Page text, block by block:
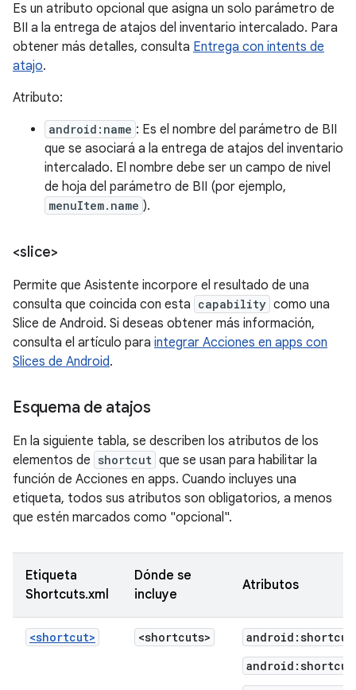
Es un atributo opcional que asigna un solo parámetro de
BII a la entrega de atajos del inventario intercalado. Para
obtener más detalles, consulta Entrega con intents de
atajo.
Atributo:
android:name : Es el nombre del parámetro de BII
que se asociará a la entrega de atajos del inventario
intercalado. El nombre debe ser un campo de nivel
de hoja del parámetro de BII (por ejemplo,
menuItem.name ).
<slice>
Permite que Asistente incorpore el resultado de una
consulta que coincida con esta capability como una
Slice de Android. Si deseas obtener más información,
consulta el artículo para integrar Acciones en apps con
Slices de Android.
Esquema de atajos
En la siguiente tabla, se describen los atributos de los
elementos de shortcut que se usan para habilitar la
función de Acciones en apps. Cuando incluyes una
etiqueta, todos sus atributos son obligatorios, a menos
que estén marcados como "opcional".
Etiqueta
Shortcuts.xml
Dónde se
incluye
Atributos
<shortcut> <shortcuts>